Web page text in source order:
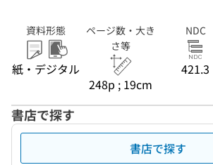
資料形態
紙・デジタル
ページ数・大き
さ等
248p ; 19cm
NDC
421.3
書店で探す
書店で探す